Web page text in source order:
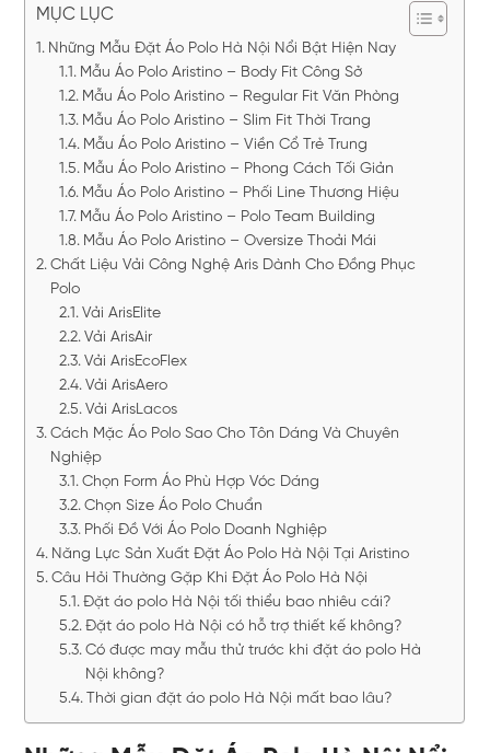
MỤC LỤC
Những Mẫu Đặt Áo Polo Hà Nội Nổi Bật Hiện Nay
Mẫu Áo Polo Aristino – Body Fit Công Sở
Mẫu Áo Polo Aristino – Regular Fit Văn Phòng
Mẫu Áo Polo Aristino – Slim Fit Thời Trang
Mẫu Áo Polo Aristino – Viền Cổ Trẻ Trung
Mẫu Áo Polo Aristino – Phong Cách Tối Giản
Mẫu Áo Polo Aristino – Phối Line Thương Hiệu
Mẫu Áo Polo Aristino – Polo Team Building
Mẫu Áo Polo Aristino – Oversize Thoải Mái
Chất Liệu Vải Công Nghệ Aris Dành Cho Đồng Phục
Polo
Vải ArisElite
Vải ArisAir
Vải ArisEcoFlex
Vải ArisAero
Vải ArisLacos
Cách Mặc Áo Polo Sao Cho Tôn Dáng Và Chuyên
Nghiệp
Chọn Form Áo Phù Hợp Vóc Dáng
Chọn Size Áo Polo Chuẩn
Phối Đồ Với Áo Polo Doanh Nghiệp
Năng Lực Sản Xuất Đặt Áo Polo Hà Nội Tại Aristino
Câu Hỏi Thường Gặp Khi Đặt Áo Polo Hà Nội
Đặt áo polo Hà Nội tối thiểu bao nhiêu cái?
Đặt áo polo Hà Nội có hỗ trợ thiết kế không?
Có được may mẫu thử trước khi đặt áo polo Hà
Nội không?
Thời gian đặt áo polo Hà Nội mất bao lâu?